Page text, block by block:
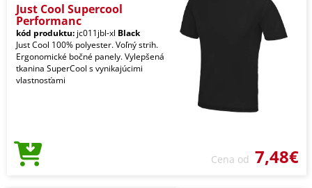
Just Cool Supercool
Performanc
kód produktu: jc011jbl-xl Black
Just Cool 100% polyester. Voľný strih.
Ergonomické bočné panely. Vylepšená
tkanina SuperCool s vynikajúcimi
vlastnosťami
Cena od 7,48€